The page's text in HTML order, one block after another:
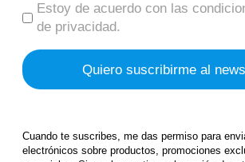
Estoy de acuerdo con las
de privacidad.
Cuando te suscribes, me das permiso para
electrónicos sobre productos, promociones